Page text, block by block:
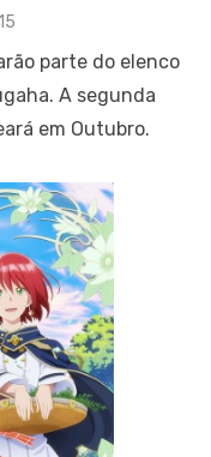
parte do elenco
A segunda
em Outubro.